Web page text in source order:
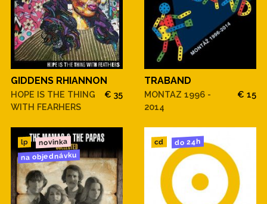
GIDDENS RHIANNON
HOPE IS THE THING
WITH FEARHERS
€ 35
TRABAND
MONTAZ 1996 -
2014
€ 15
lp novinka
na objednávku
cd do 24h